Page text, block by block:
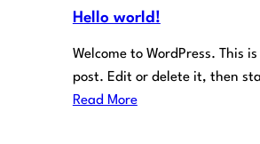
Hello world!
Welcome to WordPress. This
post. Edit or delete it, then
Read More